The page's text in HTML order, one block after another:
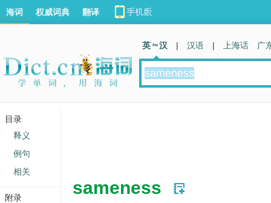
sameness
海词 权威词典 翻译
英 汉 | 汉语 | 上海话 广
目录
释义
例句
相关
附录